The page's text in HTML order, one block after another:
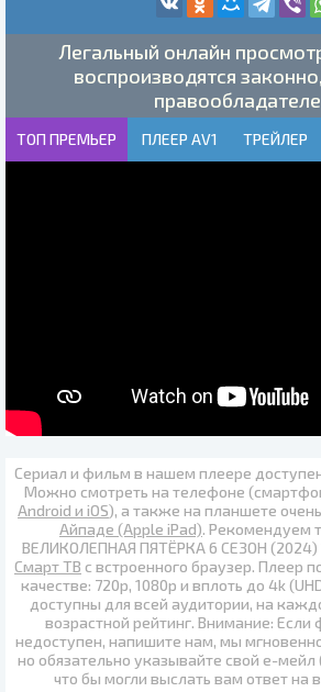
Легальный онлайн
воспроизводятся
ТОП ПРЕМЬЕР ПЛЕЕР AV1 ТРЕЙЛЕР
Сериал и фильм в нашем плеере
Можно смотреть на телефоне
Android и iOS), а также на планшете
Айпаде (Apple iPad). Рекомендуем
ВЕЛИКОЛЕПНАЯ ПЯТЁРКА 6 СЕЗОН (2024)
Смарт ТВ с встроенного браузер. Плеер
качестве: 720p, 1080p и вплоть до 4k
доступны для всей аудитории, на
возрастной рейтинг. Внимание: Если
недоступен, напишите нам, мы
но обязательно указывайте свой е-
что бы могли выслать вам ответ на